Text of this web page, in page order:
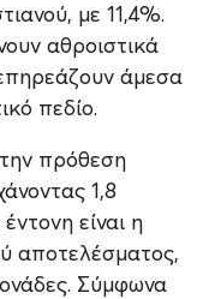
με 11,4%.
αθροιστικά
άμεσα
πεδίο.
πρόθεση
1,8
είναι η
αποτελέσματος,
Σύμφωνα